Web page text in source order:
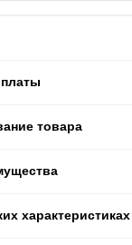
товара
характеристиках